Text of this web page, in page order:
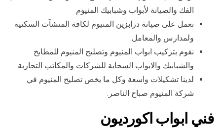
الفك والصيانة لأبواب وشبابيك المنيوم
نعمل على صيانة درابزين المنيوم لكافة المنشآت السكنية
ولمدارس والمعامل.
نقوم بتركيب ابواب المنيوم وتصليح المنيوم للمطابخ
والشبابيك والابواب السحابة للشركات والمكاتب التجارية.
لدينا تشكيلات واسعة وكل ما يخص تصليح المنيوم في
شركة المنيوم صباح الناصر.
فني ابواب اكورديون